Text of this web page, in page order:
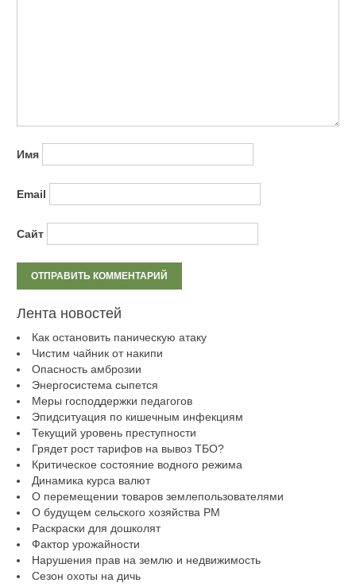
Имя
Email
Сайт
Лента новостей
Как остановить паническую атаку
Чистим чайник от накипи
Опасность амброзии
Энергосистема сыпется
Меры господдержки педагогов
Эпидситуация по кишечным инфекциям
Текущий уровень преступности
Грядет рост тарифов на вывоз ТБО?
Критическое состояние водного режима
Динамика курса валют
О перемещении товаров землепользователями
О будущем сельского хозяйства РМ
Раскраски для дошколят
Фактор урожайности
Нарушения прав на землю и недвижимость
Сезон охоты на дичь